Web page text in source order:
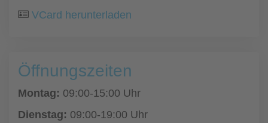
VCard herunterladen
Öffnungszeiten
Montag: 09:00-15:00 Uhr
Dienstag: 09:00-19:00 Uhr